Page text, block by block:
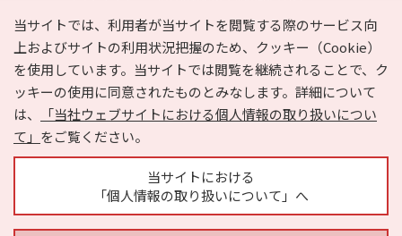
当サイトでは、利用者が当サイトを閲覧する際のサービス向
上およびサイトの利用状況把握のため、クッキー（Cookie）
を使用しています。当サイトでは閲覧を継続されることで、ク
ッキーの使用に同意されたものとみなします。詳細について
は、
「当社ウェブサイトにおける個人情報の取り扱いについ
て」 をご覧ください。
当サイトにおける
「個人情報の取り扱いについて」へ
サイトの内容に関するお問い合わせ
Copyright © HYOJITO.Co.,Ltd. All Rights Reserved.